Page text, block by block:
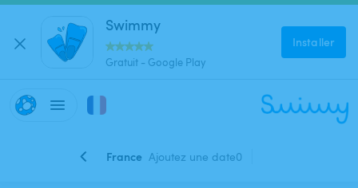
Swimmy
Gratuit - Google Play
Installer
France Ajoutez une date0